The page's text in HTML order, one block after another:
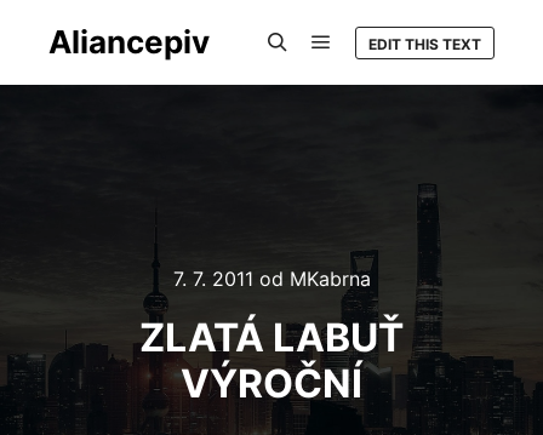
Aliancepiv EDIT THIS TEXT
7. 7. 2011 od MKabrna
ZLATÁ LABUŤ
VÝROČNÍ